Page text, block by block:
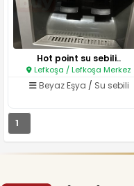
Hot point su sebili..
Lefkoşa / Lefkoşa Merkez
Beyaz Eşya / Su sebili
1